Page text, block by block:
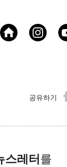
공유하기
레터를